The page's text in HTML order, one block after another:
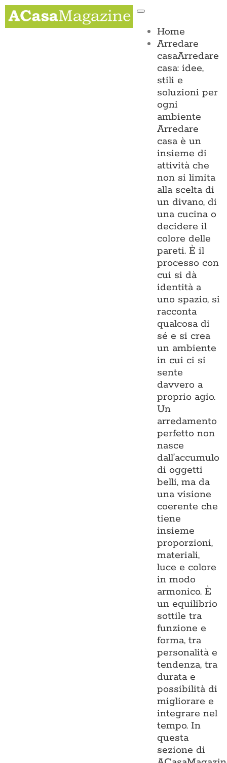
Salta
contenuto
Toggle
Home
Arredare
casaArredare
casa: idee,
stili e
soluzioni per
ogni
ambiente
Arredare
casa è un
insieme di
attività che
non si limita
alla scelta di
un divano, di
una cucina o
decidere il
colore delle
pareti. È il
processo con
cui si dà
identità a
uno spazio, si
racconta
qualcosa di
sé e si crea
un ambiente
in cui ci si
sente
davvero a
proprio agio.
Un
arredamento
perfetto non
nasce
dall’accumulo
di oggetti
belli, ma da
una visione
coerente che
tiene
insieme
proporzioni,
materiali,
luce e colore
in modo
armonico. È
un equilibrio
sottile tra
funzione e
forma, tra
personalità e
tendenza, tra
durata e
possibilità di
migliorare e
integrare nel
tempo. In
questa
sezione di